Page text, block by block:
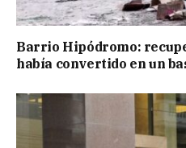
Barrio Hipódromo:
había convertido en un